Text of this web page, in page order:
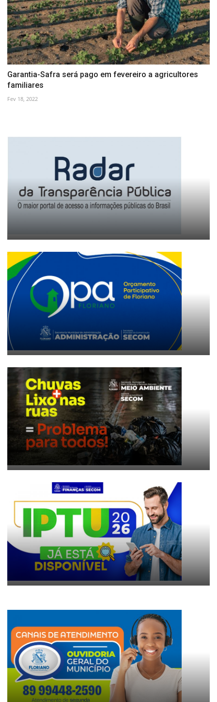
Garantia-Safra será pago em fevereiro a agricultores
familiares
Fev 18, 2022